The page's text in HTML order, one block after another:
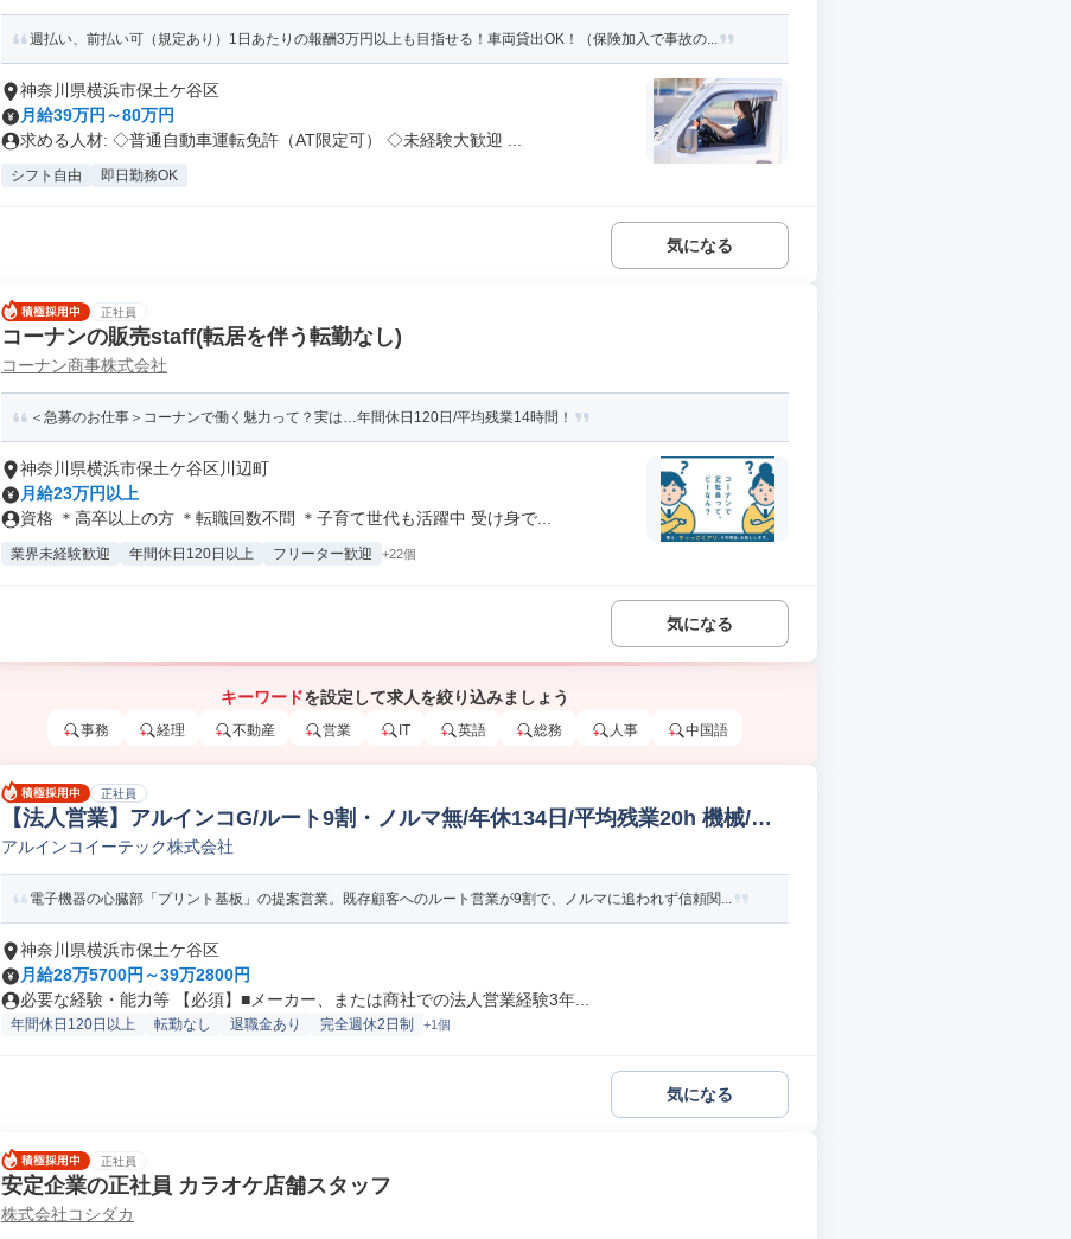
週払い、前払い可（規定あり）1日あたりの報酬3万円以上も目指せる！車両貸出OK！（保険加入で事故の...
神奈川県横浜市保土ケ谷区
月給39万円～80万円
求める人材: ◇普通自動車運転免許（AT限定可） ◇未経験大歓迎 ...
シフト自由 即日勤務OK
気になる
正社員
コーナンの販売staff(転居を伴う転勤なし)
コーナン商事株式会社
＜急募のお仕事＞コーナンで働く魅力って？実は…年間休日120日/平均残業14時間！
神奈川県横浜市保土ケ谷区川辺町
月給23万円以上
資格 ＊高卒以上の方 ＊転職回数不問 ＊子育て世代も活躍中 受け身で...
業界未経験歓迎 年間休日120日以上 フリーター歓迎 +22個
気になる
キーワードを設定して求人を絞り込みましょう
事務 経理 不動産 営業 IT 英語 総務 人事 中国語
正社員
【法人営業】アルインコG/ルート9割・ノルマ無/年休134日/平均残業20h 機械/電
気/電子製品法人営業
アルインコイーテック株式会社
電子機器の心臓部「プリント基板」の提案営業。既存顧客へのルート営業が9割で、ノルマに追われず信頼関...
神奈川県横浜市保土ケ谷区
月給28万5700円～39万2800円
必要な経験・能力等 【必須】■メーカー、または商社での法人営業経験3年...
年間休日120日以上 転勤なし 退職金あり 完全週休2日制 +1個
気になる
正社員
安定企業の正社員 カラオケ店舗スタッフ
株式会社コシダカ